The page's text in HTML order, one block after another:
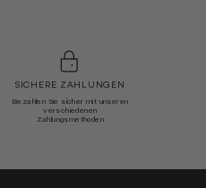
SICHERE ZAHLUNGEN
Bezahlen Sie sicher mit unseren
verschiedenen
Zahlungsmethoden